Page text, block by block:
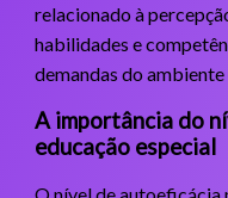
relacionado à
habilidades e
demandas do ambiente
A importância do
educação especial